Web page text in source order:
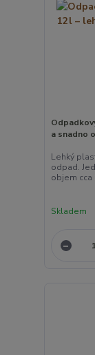
a snadno
Lehký
odpad.
objem cca
Skladem